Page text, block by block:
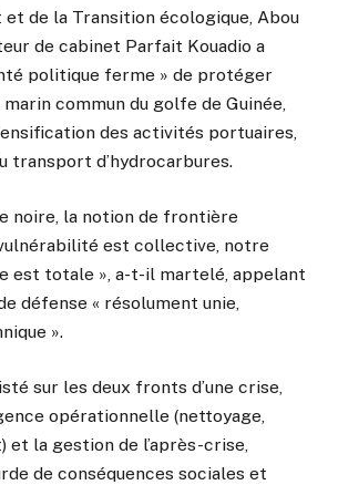
et de la Transition écologique, Abou
de cabinet Parfait Kouadio a
politique ferme » de protéger
commun du golfe de Guinée,
des activités portuaires,
transport d’hydrocarbures.
noire, la notion de frontière
est collective, notre
est totale », a-t-il martelé, appelant
défense « résolument unie,
».
sur les deux fronts d’une crise,
opérationnelle (nettoyage,
la gestion de l’après-crise,
de conséquences sociales et